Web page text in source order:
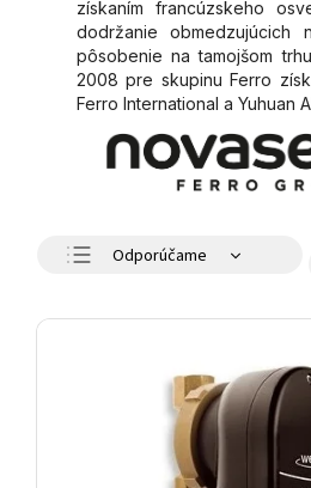
získaním francúzskeho
dodržanie obmedzujúcich
pôsobenie na tamojšom
2008 pre skupinu Ferro
Ferro International a Yuhuan
Odporúčame
Najpredávanejšie
Abecedne